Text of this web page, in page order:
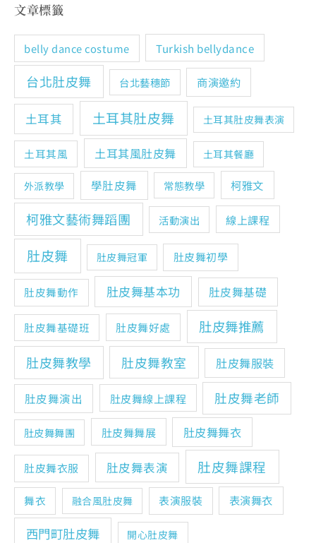
文章標籤
belly dance costume Turkish bellydance
台北肚皮舞 台北藝穗節 商演邀約
土耳其 土耳其肚皮舞 土耳其肚皮舞表演
土耳其風 土耳其風肚皮舞 土耳其餐廳
外派教學 學肚皮舞 常態教學 柯雅文
柯雅文藝術舞蹈團 活動演出 線上課程
肚皮舞 肚皮舞冠軍 肚皮舞初學
肚皮舞動作 肚皮舞基本功 肚皮舞基礎
肚皮舞基礎班 肚皮舞好處
肚皮舞推薦
肚皮舞教學
肚皮舞教室 肚皮舞服裝
肚皮舞演出 肚皮舞線上課程 肚皮舞老師
肚皮舞舞團 肚皮舞舞展 肚皮舞舞衣
肚皮舞衣服 肚皮舞表演 肚皮舞課程
舞衣 融合風肚皮舞 表演服裝 表演舞衣
西門町肚皮舞 開心肚皮舞